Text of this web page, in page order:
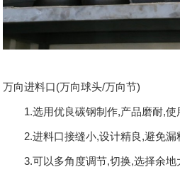
万向进料口(万向球头/万向节)
1.选用优良碳钢制作,产品磨耐,使用寿
2.进料口接缝小,设计精良,避免漏料现
3.可以多角度调节,切换,选择余地大